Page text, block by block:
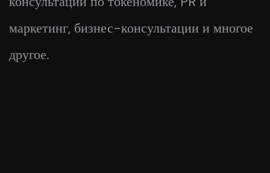
маркетинг, бизнес-консультации и многое
другое.